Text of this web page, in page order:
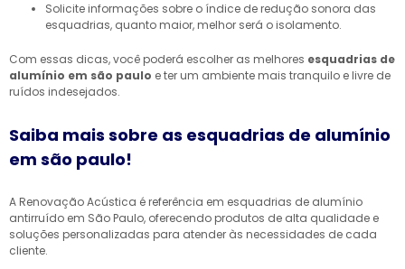
Solicite informações sobre o índice de redução sonora das
esquadrias, quanto maior, melhor será o isolamento.
Com essas dicas, você poderá escolher as melhores esquadrias de
alumínio em são paulo e ter um ambiente mais tranquilo e livre de
ruídos indesejados.
Saiba mais sobre as esquadrias de alumínio
em são paulo!
A Renovação Acústica é referência em esquadrias de alumínio
antirruído em São Paulo, oferecendo produtos de alta qualidade e
soluções personalizadas para atender às necessidades de cada
cliente.